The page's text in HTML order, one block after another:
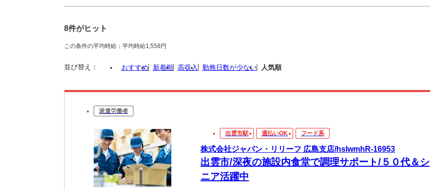
8件がヒット
この条件の平均時給：平均時給1,558円
並び替え： おすすめ 新着順 高収入 勤務日数が少ない 人気順
派遣労働者
出雲市駅 週払いOK フード系
株式会社ジャパン・リリーフ 広島支店/hslwmhR-16953
出雲市/深夜の施設内食堂で調理サポート/５０代＆シ
ニア活躍中